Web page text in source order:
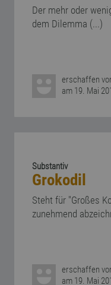
Der mehr oder
dem Dilemma (...)
erschaffen
am 19. Mai
Substantiv
Grokodil
Steht für "Großes
zunehmend
erschaffen
am 19. Mai